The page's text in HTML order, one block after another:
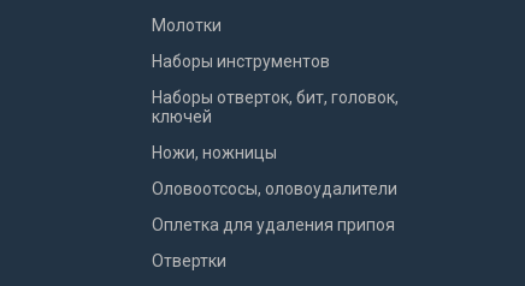
Молотки
Наборы инструментов
Наборы отверток, бит, головок,
ключей
Ножи, ножницы
Оловоотсосы, оловоудалители
Оплетка для удаления припоя
Отвертки